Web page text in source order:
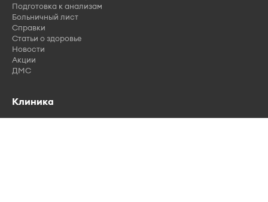
Подготовка к анализам
Больничный лист
Справки
Статьи о здоровье
Новости
Акции
ДМС
Клиника